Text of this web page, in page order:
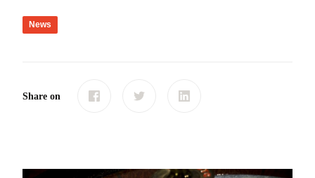
News
Share on